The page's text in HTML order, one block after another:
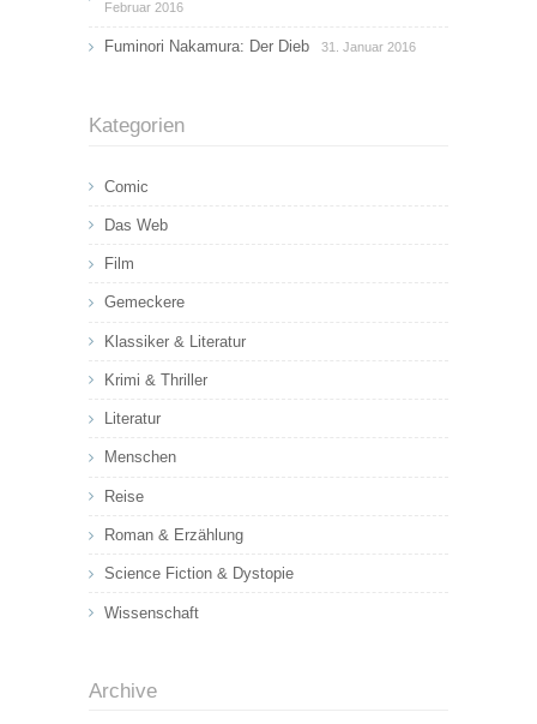
Februar 2016
Fuminori Nakamura: Der Dieb 31. Januar 2016
Kategorien
Comic
Das Web
Film
Gemeckere
Klassiker & Literatur
Krimi & Thriller
Literatur
Menschen
Reise
Roman & Erzählung
Science Fiction & Dystopie
Wissenschaft
Archive